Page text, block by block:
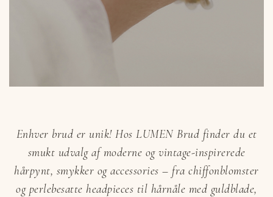
Enhver brud er unik! Hos LUMEN Brud finder du et
smukt udvalg af moderne og vintage-inspirerede
hårpynt, smykker og accessories – fra chiffonblomster
og perlebesatte headpieces til hårnåle med guldblade,